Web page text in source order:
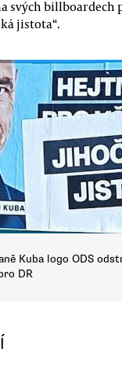
svých billboardech
jistota“.
Kuba logo ODS
DR